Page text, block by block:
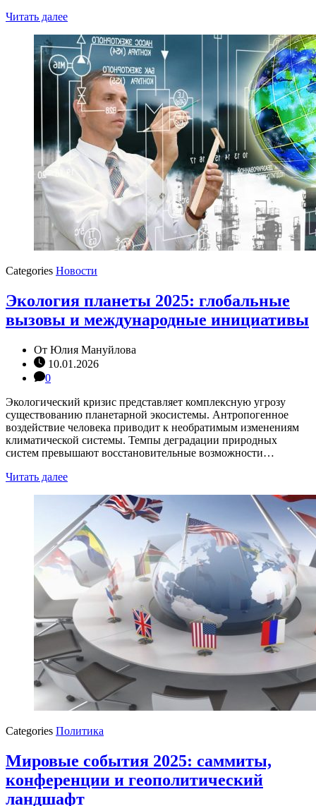
Читать далее
Categories Новости
Экология планеты 2025: глобальные
вызовы и международные инициативы
От Юлия Мануйлова
10.01.2026
0
Экологический кризис представляет комплексную угрозу
существованию планетарной экосистемы. Антропогенное
воздействие человека приводит к необратимым изменениям
климатической системы. Темпы деградации природных
систем превышают восстановительные возможности…
Читать далее
Categories Политика
Мировые события 2025: саммиты,
конференции и геополитический
ландшафт